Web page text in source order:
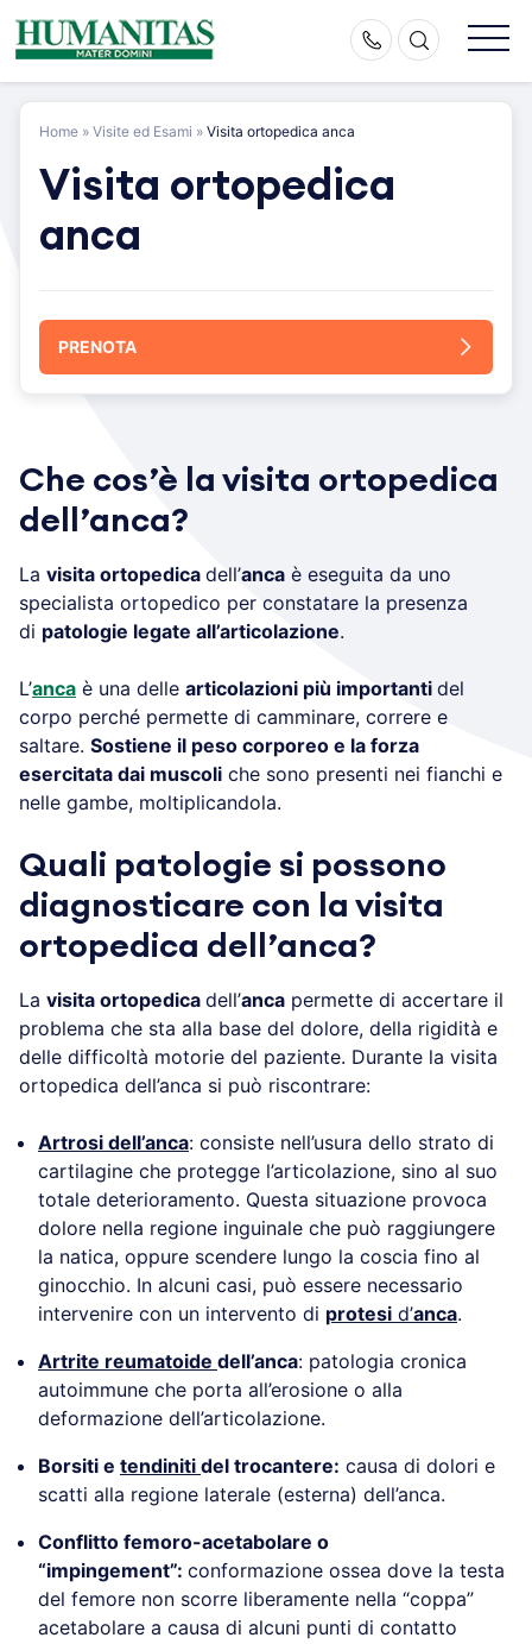
Skip
to
Home » Visite ed Esami » Visita ortopedica anca
Visita ortopedica
anca
PRENOTA
Che cos’è la visita ortopedica
dell’anca?
La visita ortopedica dell’anca è eseguita da uno
specialista ortopedico per constatare la presenza
di patologie legate all’articolazione.
L’anca è una delle articolazioni più importanti del
corpo perché permette di camminare, correre e
saltare. Sostiene il peso corporeo e la forza
esercitata dai muscoli che sono presenti nei fianchi e
nelle gambe, moltiplicandola.
Quali patologie si possono
diagnosticare con la visita
ortopedica dell’anca?
La visita ortopedica dell’anca permette di accertare il
problema che sta alla base del dolore, della rigidità e
delle difficoltà motorie del paziente. Durante la visita
ortopedica dell’anca si può riscontrare:
Artrosi dell’anca: consiste nell’usura dello strato di
cartilagine che protegge l’articolazione, sino al suo
totale deterioramento. Questa situazione provoca
dolore nella regione inguinale che può raggiungere
la natica, oppure scendere lungo la coscia fino al
ginocchio. In alcuni casi, può essere necessario
intervenire con un intervento di protesi d’anca.
Artrite reumatoide dell’anca: patologia cronica
autoimmune che porta all’erosione o alla
deformazione dell’articolazione.
Borsiti e tendiniti del trocantere: causa di dolori e
scatti alla regione laterale (esterna) dell’anca.
Conflitto femoro-acetabolare o
“impingement”: conformazione ossea dove la testa
del femore non scorre liberamente nella “coppa”
acetabolare a causa di alcuni punti di contatto